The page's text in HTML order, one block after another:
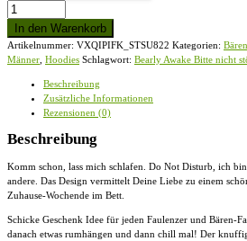
Bearly
Awake
Bitte
nicht
stören
Hoodie
In den Warenkorb
Artikelnummer: VXQIPIFK_STSU822 Kategorien: Bären
Männer Hoodies Schlagwort: Bearly Awake Bitte nicht
Beschreibung
Zusätzliche Informationen
Rezensionen (0)
Beschreibung
Komm schon, lass mich schlafen. Do Not Disturb, ich
andere. Das Design vermittelt Deine Liebe zu einem
Zuhause-Wochende im Bett.
Schicke Geschenk Idee für jeden Faulenzer und Bären-
danach etwas rumhängen und dann chill mal! Der